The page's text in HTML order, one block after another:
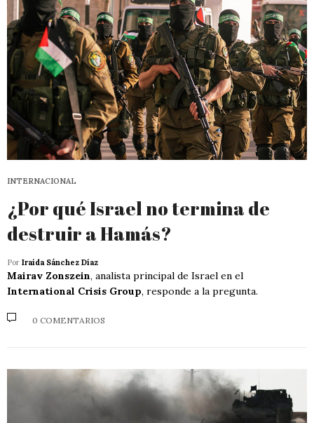
INTERNACIONAL
¿Por qué Israel no termina de
destruir a Hamás?
Por Iraida Sánchez Díaz
Mairav Zonszein, analista principal de Israel en el
International Crisis Group, responde a la pregunta.
0 COMENTARIOS